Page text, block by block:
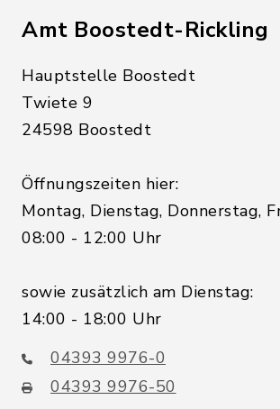
Amt Boostedt-Rickling
Hauptstelle Boostedt
Twiete 9
24598 Boostedt
Öffnungszeiten hier:
Montag, Dienstag, Donnerstag,
08:00 - 12:00 Uhr
sowie zusätzlich am Dienstag:
14:00 - 18:00 Uhr
04393 9976-0
04393 9976-50